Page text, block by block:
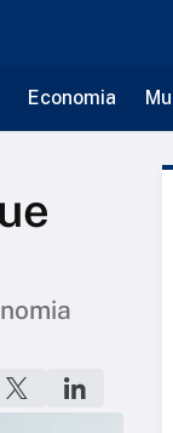
Economia